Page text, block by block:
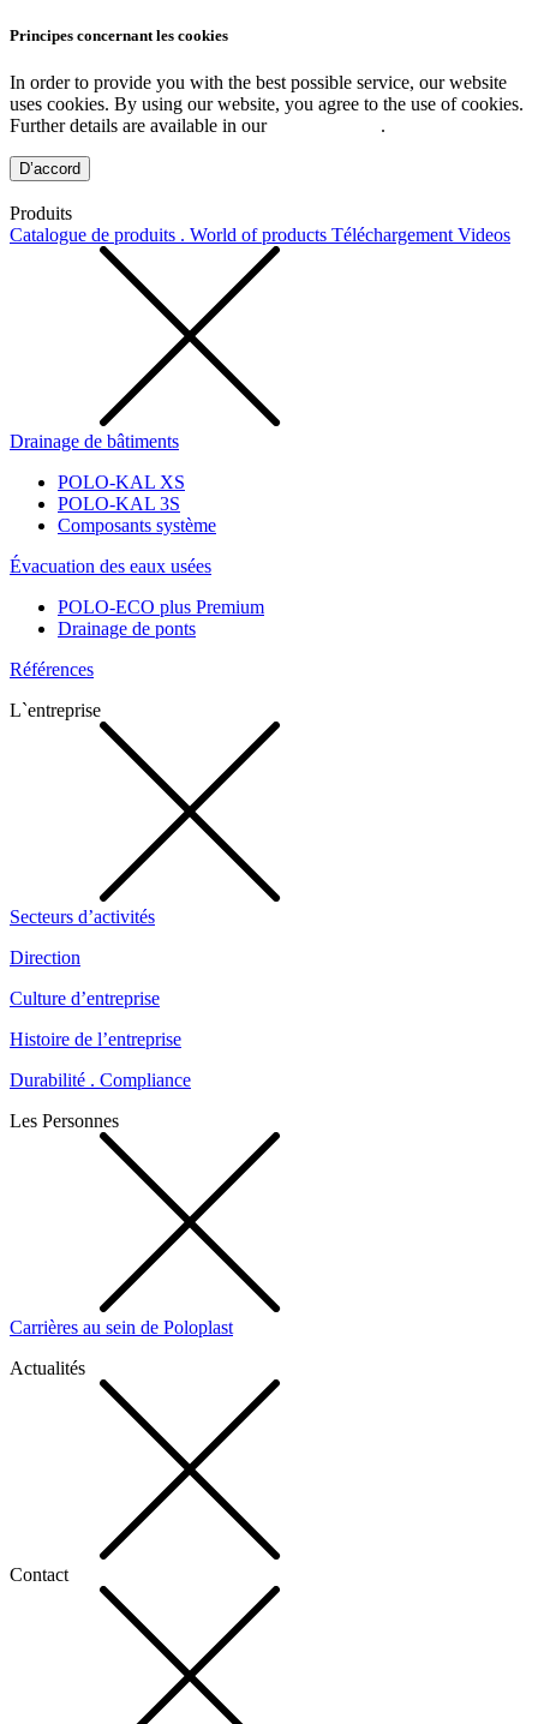
Principes concernant les cookies
In order to provide you with the best possible service, our website
uses cookies. By using our website, you agree to the use of cookies.
Further details are available in our
.
D’accord
Produits
Catalogue de produits . World of products Téléchargement Videos
Drainage de bâtiments
POLO-KAL XS
POLO-KAL 3S
Composants système
Évacuation des eaux usées
POLO-ECO plus Premium
Drainage de ponts
Références
L`entreprise
Secteurs d’activités
Direction
Culture d’entreprise
Histoire de l’entreprise
Durabilité . Compliance
Les Personnes
Carrières au sein de Poloplast
Actualités
Contact